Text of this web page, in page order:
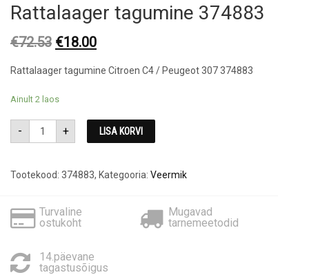
Rattalaager tagumine 374883
€72.53 Original
was:
€18.00Current
is:
Rattalaager tagumine Citroen C4 / Peugeot 307 374883
Ainult 2 laos
-
Rattalaager
tagumine
374883
+ LISA KORVI
Tootekood: 374883, Kategooria: Veermik
Turvaline
ostukoht
Mugavad
tarnemeetodid
14.päevane
tagastusõigus